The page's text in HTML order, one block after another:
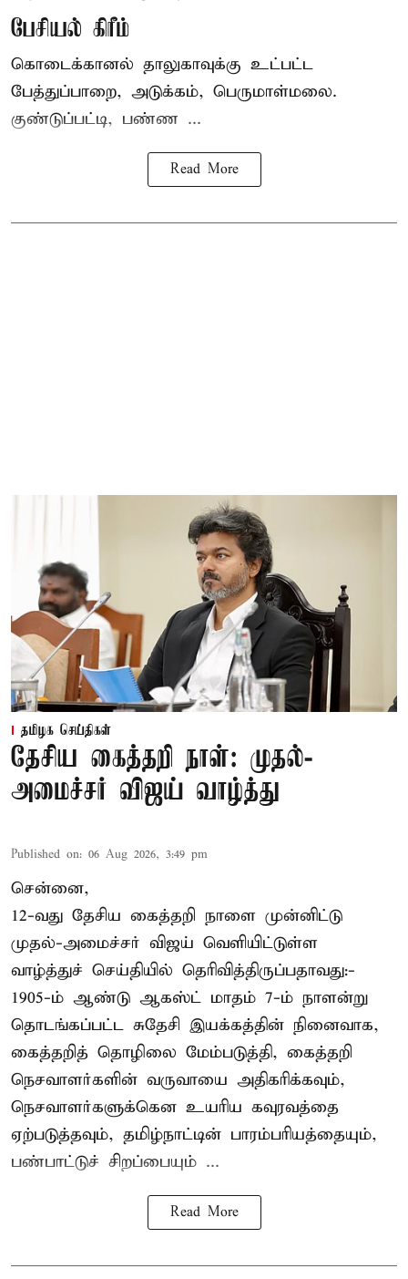
பேசியல் கிரீம்
கொடைக்கானல் தாலுகாவுக்கு உட்பட்ட
பேத்துப்பாறை, அடுக்கம், பெருமாள்மலை.
குண்டுப்பட்டி, பண்ண ...
Read More
தமிழக செய்திகள்
தேசிய கைத்தறி நாள்: முதல்-
அமைச்சர் விஜய் வாழ்த்து
Published on: 06 Aug 2026, 3:49 pm
சென்னை,
12-வது தேசிய கைத்தறி நாளை முன்னிட்டு
முதல்-அமைச்சர் விஜய் வெளியிட்டுள்ள
வாழ்த்துச் செய்தியில் தெரிவித்திருப்பதாவது:-
1905-ம் ஆண்டு ஆகஸ்ட் மாதம் 7-ம் நாளன்று
தொடங்கப்பட்ட சுதேசி இயக்கத்தின் நினைவாக,
கைத்தறித் தொழிலை மேம்படுத்தி, கைத்தறி
நெசவாளர்களின் வருவாயை அதிகரிக்கவும்,
நெசவாளர்களுக்கென உயரிய கவுரவத்தை
ஏற்படுத்தவும், தமிழ்நாட்டின் பாரம்பரியத்தையும்,
பண்பாட்டுச் சிறப்பையும் ...
Read More